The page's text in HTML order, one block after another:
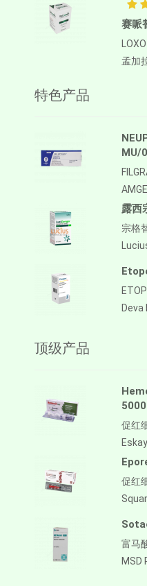
赛哌
孟加
特色产品
MU/
露西
宗格
顶级产品
促红
促红
富马
MSD